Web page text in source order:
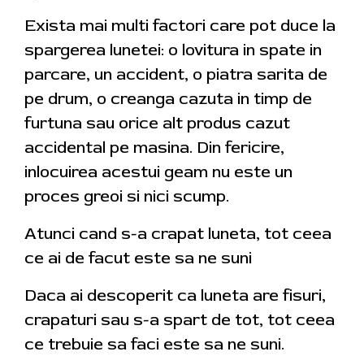
Exista mai multi factori care pot duce la
spargerea lunetei: o lovitura in spate in
parcare, un accident, o piatra sarita de
pe drum, o creanga cazuta in timp de
furtuna sau orice alt produs cazut
accidental pe masina. Din fericire,
inlocuirea acestui geam nu este un
proces greoi si nici scump.
Atunci cand s-a crapat luneta, tot ceea
ce ai de facut este sa ne suni
Daca ai descoperit ca luneta are fisuri,
crapaturi sau s-a spart de tot, tot ceea
ce trebuie sa faci este sa ne suni.